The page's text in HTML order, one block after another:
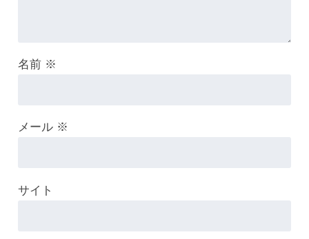
名前 ※
メール ※
サイト